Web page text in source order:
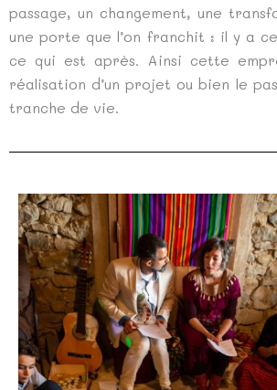
passage, un changement, une
une porte que l’on franchit : il y a
ce qui est après. Ainsi cette
réalisation d’un projet ou bien le
tranche de vie.